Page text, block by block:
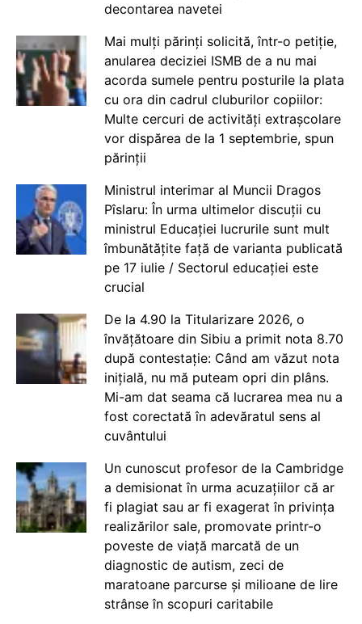
decontarea navetei
Mai mulți părinți solicită, într-o petiție,
anularea deciziei ISMB de a nu mai
acorda sumele pentru posturile la plata
cu ora din cadrul cluburilor copiilor:
Multe cercuri de activități extrașcolare
vor dispărea de la 1 septembrie, spun
părinții
Ministrul interimar al Muncii Dragos
Pîslaru: În urma ultimelor discuții cu
ministrul Educației lucrurile sunt mult
îmbunătățite față de varianta publicată
pe 17 iulie / Sectorul educației este
crucial
De la 4.90 la Titularizare 2026, o
învățătoare din Sibiu a primit nota 8.70
după contestație: Când am văzut nota
inițială, nu mă puteam opri din plâns.
Mi-am dat seama că lucrarea mea nu a
fost corectată în adevăratul sens al
cuvântului
Un cunoscut profesor de la Cambridge
a demisionat în urma acuzațiilor că ar
fi plagiat sau ar fi exagerat în privința
realizărilor sale, promovate printr-o
poveste de viață marcată de un
diagnostic de autism, zeci de
maratoane parcurse și milioane de lire
strânse în scopuri caritabile